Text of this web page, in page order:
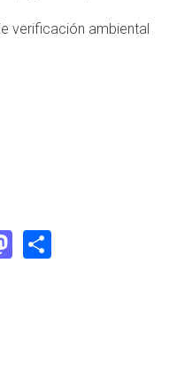
verificación ambiental
Mastodon